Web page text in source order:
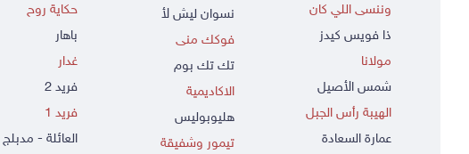
وننسى اللي كان
ذا فويس كيدز
مولانا
شمس الأصيل
الهيبة رأس الجبل
عمارة السعادة
نسوان ليش لأ
فوكك منى
تك تك بوم
الاكاديمية
هليوبوليس
تيمور وشفيقة
حكاية روح
باهار
غدار
فريد 2
فريد 1
العائلة - مدبلج